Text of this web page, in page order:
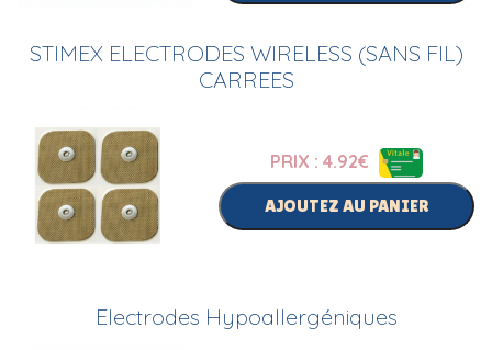
STIMEX ELECTRODES WIRELESS (SANS FIL)
CARREES
PRIX : 4.92€
AJOUTEZ AU PANIER
Electrodes Hypoallergéniques